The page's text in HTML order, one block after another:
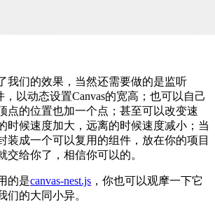
我们的效果，当然还需要做的是监听
，以动态设置Canvas的宽高；也可以自己
点的位置也加一个点；甚至可以改变速
时候速度加大，远离的时候速度减小；当
装成一个可以复用的组件，放在你的项目
交给你了，相信你可以的。
的是canvas-nest.js ，你也可以观摩一下它
们的大同小异。